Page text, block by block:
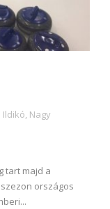
Ildikó, Nagy
tart majd a
országos